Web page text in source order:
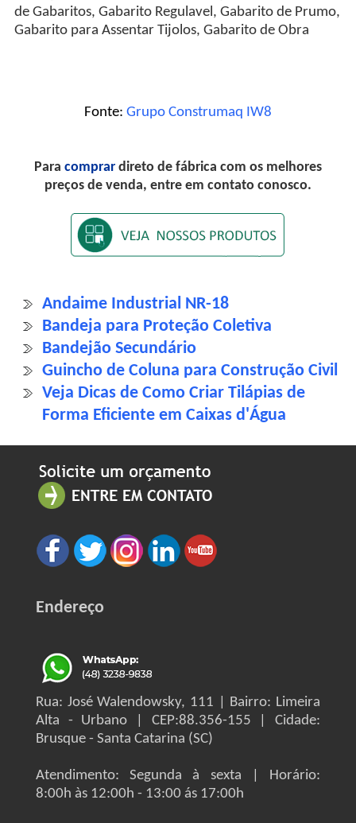
de Gabaritos, Gabarito Regulavel, Gabarito de Prumo,
Gabarito para Assentar Tijolos, Gabarito de Obra
Fonte: Grupo Construmaq IW8
Para comprar direto de fábrica com os melhores
preços de venda, entre em contato conosco.
Andaime Industrial NR-18
Bandeja para Proteção Coletiva
Bandejão Secundário
Guincho de Coluna para Construção Civil
Veja Dicas de Como Criar Tilápias de
Forma Eficiente em Caixas d'Água
Endereço
Rua: José Walendowsky, 111 | Bairro: Limeira
Alta - Urbano | CEP:88.356-155 | Cidade:
Brusque - Santa Catarina (SC)
Atendimento: Segunda à sexta | Horário:
8:00h às 12:00h - 13:00 ás 17:00h